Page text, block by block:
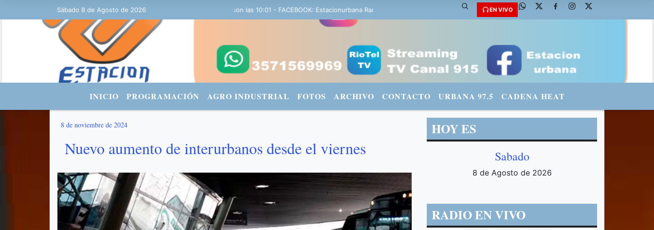
Sábado 8 de Agosto de 2026
Hoy es Sábado 8 de Agosto de 2026 y son las 10:01 - FACEBOOK: Estacionurbana Radiourbana - TWITTER: @fmradiourbana - INSTAGRAM: urbanario3 WHATSAPP: 3571569969
EN VIVO
INICIO PROGRAMACIÓN AGRO INDUSTRIAL FOTOS ARCHIVO CONTACTO URBANA 97.5 CADENA HEAT
8 de noviembre de 2024
Nuevo aumento de interurbanos desde el viernes
HOY ES
Sabado
8 de Agosto de 2026
RADIO EN VIVO